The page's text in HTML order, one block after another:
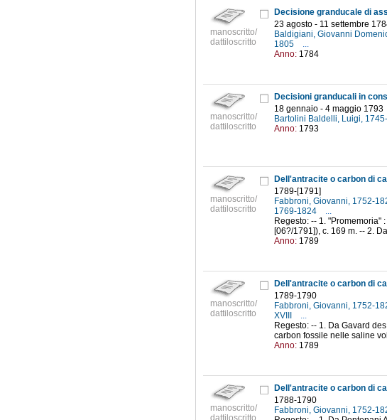
manoscritto/
dattiloscritto
23 agosto - 11 settembre
Baldigiani, Giovanni
1805
...
Anno: 1784
manoscritto/
dattiloscritto
18 gennaio - 4 maggio 1793
Bartolini Baldelli, Luigi,
Anno: 1793
manoscritto/
dattiloscritto
1789-[1791]
Fabbroni, Giovanni, 1752-
1769-1824
...
Regesto: -- 1. "Promemoria"
[06?/1791]), c. 169 m. -- 2.
Anno: 1789
manoscritto/
dattiloscritto
1789-1790
Fabbroni, Giovanni, 1752-
XVIII
...
Regesto: -- 1. Da Gavard
carbon fossile nelle saline
Anno: 1789
manoscritto/
1788-1790
Fabbroni, Giovanni, 1752-